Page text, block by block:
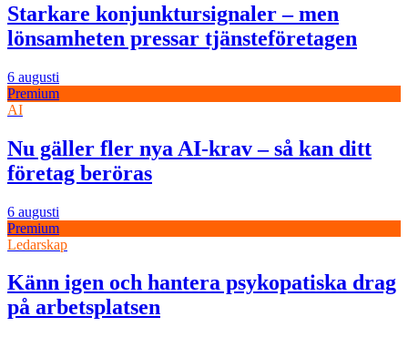
Starkare konjunktursignaler – men
lönsamheten pressar tjänsteföretagen
6 augusti
Premium
AI
Nu gäller fler nya AI-krav – så kan ditt
företag beröras
6 augusti
Premium
Ledarskap
Känn igen och hantera psykopatiska drag
på arbetsplatsen